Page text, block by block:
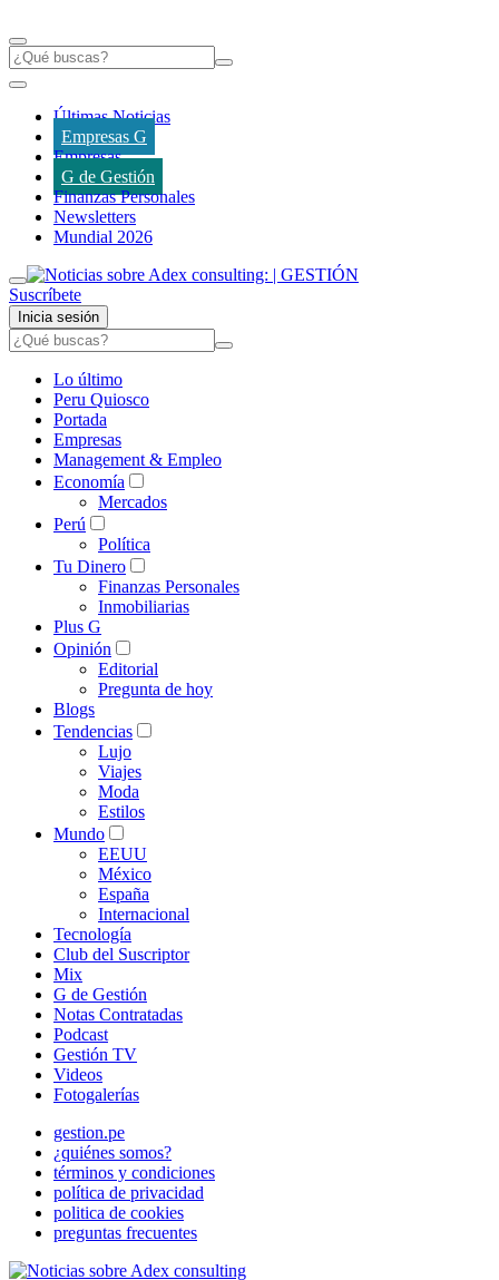
Últimas Noticias
Empresas G
Empresas
G de Gestión
Finanzas Personales
Newsletters
Mundial 2026
Suscríbete
Inicia sesión
Lo último
Peru Quiosco
Portada
Empresas
Management & Empleo
Economía
Mercados
Perú
Política
Tu Dinero
Finanzas Personales
Inmobiliarias
Plus G
Opinión
Editorial
Pregunta de hoy
Blogs
Tendencias
Lujo
Viajes
Moda
Estilos
Mundo
EEUU
México
España
Internacional
Tecnología
Club del Suscriptor
Mix
G de Gestión
Notas Contratadas
Podcast
Gestión TV
Videos
Fotogalerías
gestion.pe
¿quiénes somos?
términos y condiciones
política de privacidad
politica de cookies
preguntas frecuentes